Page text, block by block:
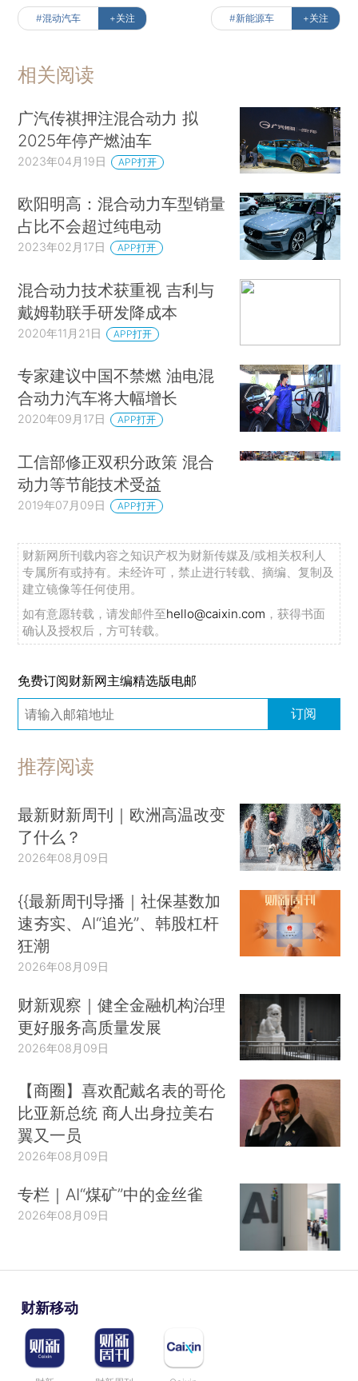
#混动汽车 +关注 #新能源车 +关注
相关阅读
广汽传祺押注混合动力 拟
2025年停产燃油车
2023年04月19日 APP打开
欧阳明高：混合动力车型销量
占比不会超过纯电动
2023年02月17日 APP打开
混合动力技术获重视 吉利与
戴姆勒联手研发降成本
2020年11月21日 APP打开
专家建议中国不禁燃 油电混
合动力汽车将大幅增长
2020年09月17日 APP打开
工信部修正双积分政策 混合
动力等节能技术受益
2019年07月09日 APP打开
财新网所刊载内容之知识产权为财新传媒及/或相关权利人
专属所有或持有。未经许可，禁止进行转载、摘编、复制及
建立镜像等任何使用。
如有意愿转载，请发邮件至hello@caixin.com ，获得书面
确认及授权后，方可转载。
免费订阅财新网主编精选版电邮
订阅
推荐阅读
最新财新周刊｜欧洲高温改变
了什么？
2026年08月09日
{{最新周刊导播｜社保基数加
速夯实、AI“追光”、韩股杠杆
狂潮
2026年08月09日
财新观察｜健全金融机构治理
更好服务高质量发展
2026年08月09日
【商圈】喜欢配戴名表的哥伦
比亚新总统 商人出身拉美右
翼又一员
2026年08月09日
专栏｜AI“煤矿”中的金丝雀
2026年08月09日
财新移动